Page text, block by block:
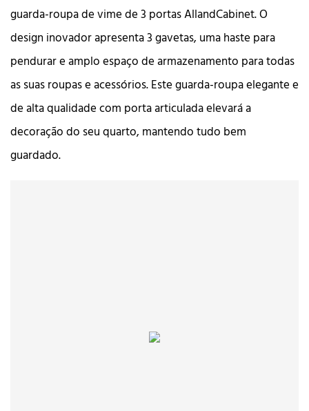
guarda-roupa de vime de 3 portas AllandCabinet. O
design inovador apresenta 3 gavetas, uma haste para
pendurar e amplo espaço de armazenamento para todas
as suas roupas e acessórios. Este guarda-roupa elegante e
de alta qualidade com porta articulada elevará a
decoração do seu quarto, mantendo tudo bem
guardado.